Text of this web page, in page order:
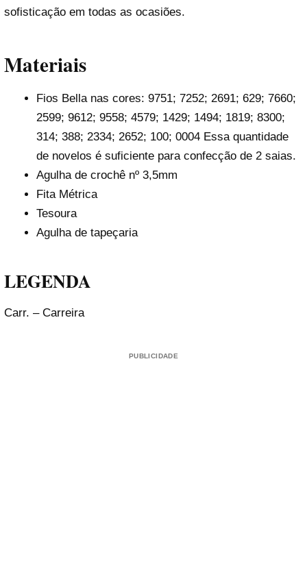
sofisticação em todas as ocasiões.
Materiais
Fios Bella nas cores: 9751; 7252; 2691; 629; 7660;
2599; 9612; 9558; 4579; 1429; 1494; 1819; 8300;
314; 388; 2334; 2652; 100; 0004 Essa quantidade
de novelos é suficiente para confecção de 2 saias.
Agulha de crochê nº 3,5mm
Fita Métrica
Tesoura
Agulha de tapeçaria
LEGENDA
Carr. – Carreira
PUBLICIDADE